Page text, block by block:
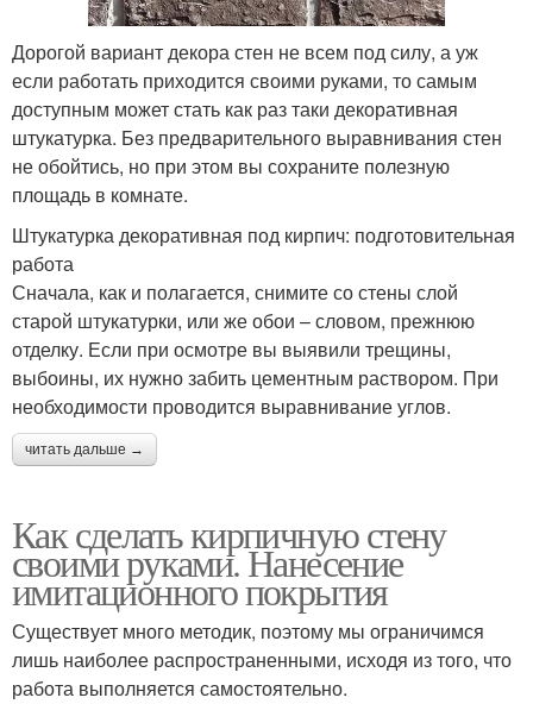
Дорогой вариант декора стен не всем под силу, а уж
если работать приходится своими руками, то самым
доступным может стать как раз таки декоративная
штукатурка. Без предварительного выравнивания стен
не обойтись, но при этом вы сохраните полезную
площадь в комнате.
Штукатурка декоративная под кирпич: подготовительная
работа
Сначала, как и полагается, снимите со стены слой
старой штукатурки, или же обои – словом, прежнюю
отделку. Если при осмотре вы выявили трещины,
выбоины, их нужно забить цементным раствором. При
необходимости проводится выравнивание углов.
читать дальше →
Как сделать кирпичную стену
своими руками. Нанесение
имитационного покрытия
Существует много методик, поэтому мы ограничимся
лишь наиболее распространенными, исходя из того, что
работа выполняется самостоятельно.